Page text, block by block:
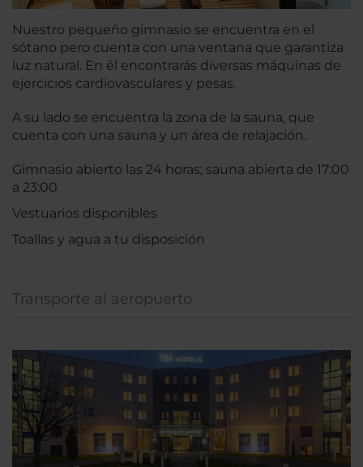
Nuestro pequeño gimnasio se encuentra en el
sótano pero cuenta con una ventana que garantiza
luz natural. En él encontrarás diversas máquinas de
ejercicios cardiovasculares y pesas.
A su lado se encuentra la zona de la sauna, que
cuenta con una sauna y un área de relajación.
Gimnasio abierto las 24 horas; sauna abierta de 17:00
a 23:00
Vestuarios disponibles
Toallas y agua a tu disposición
Transporte al aeropuerto